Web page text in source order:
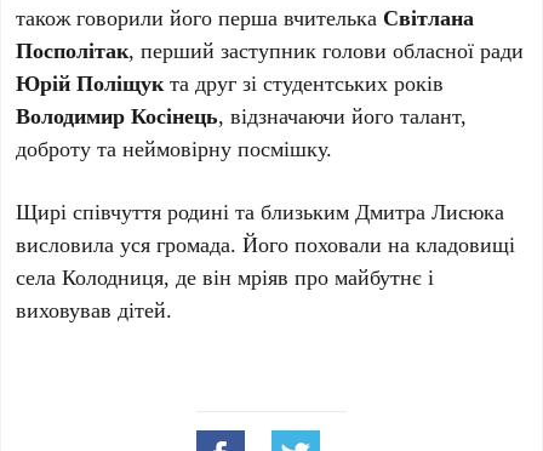
також говорили його перша вчителька Світлана
Посполітак, перший заступник голови обласної ради
Юрій Поліщукта друг зі студентських років
Володимир Косінець, відзначаючи його талант,
доброту та неймовірну посмішку.
Щирі співчуття родині та близьким Дмитра Лисюка
висловила уся громада. Його поховали на кладовищі
села Колодниця, де він мріяв про майбутнє і
виховував дітей.